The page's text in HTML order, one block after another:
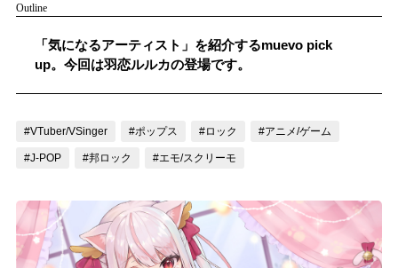
人気ワード
#男性SSW #ポップス #女性SSW
MENU
記事一覧
お問い合わせ
ログイン
Outline
「気になるアーティスト」を紹介するmuevo pick
up。今回は羽恋ルルカの登場です。
#VTuber/VSinger #ポップス #ロック #アニメ/ゲーム
#J-POP #邦ロック #エモ/スクリーモ